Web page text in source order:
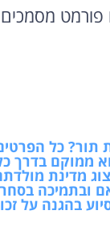
תור? כל
בדרך
מדינת
ובתמיכה
בהגנה על